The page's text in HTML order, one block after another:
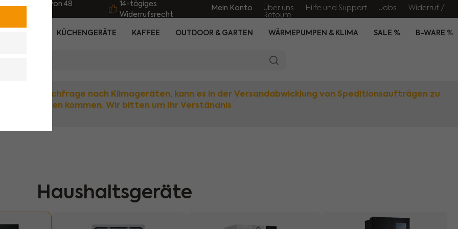
innerhalb von 48
14-tägiges
Widerrufsrecht
Mein Konto Über uns Hilfe und Support Jobs
Widerruf /
Retoure
KÜCHENGERÄTE KAFFEE OUTDOOR & GARTEN WÄRMEPUMPEN & KLIMA SALE % B-WARE %
großen Nachfrage nach Klimageräten, kann es in der Versandabwicklung von Speditionsaufträgen zu
Verzögerungen kommen. Wir bitten um Ihr Verständnis
Haushaltsgeräte